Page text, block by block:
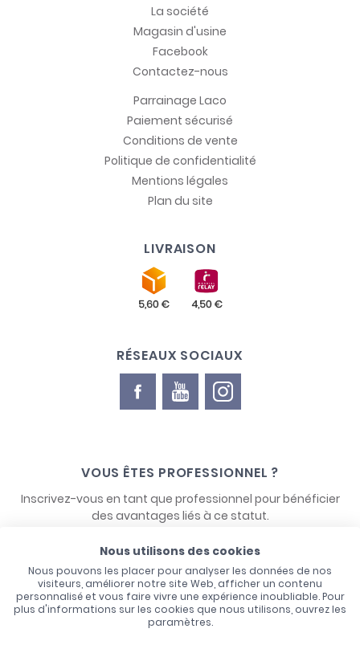
La société
Magasin d'usine
Facebook
Contactez-nous
Parrainage Laco
Paiement sécurisé
Conditions de vente
Politique de confidentialité
Mentions légales
Plan du site
LIVRAISON
RÉSEAUX SOCIAUX
VOUS ÊTES PROFESSIONNEL ?
Inscrivez-vous en tant que professionnel pour bénéficier
des avantages liés à ce statut.
Nous utilisons des cookies
Nous pouvons les placer pour analyser les données de nos
visiteurs, améliorer notre site Web, afficher un contenu
personnalisé et vous faire vivre une expérience inoubliable. Pour
plus d'informations sur les cookies que nous utilisons, ouvrez les
paramètres.